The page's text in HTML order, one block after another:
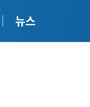
뉴스